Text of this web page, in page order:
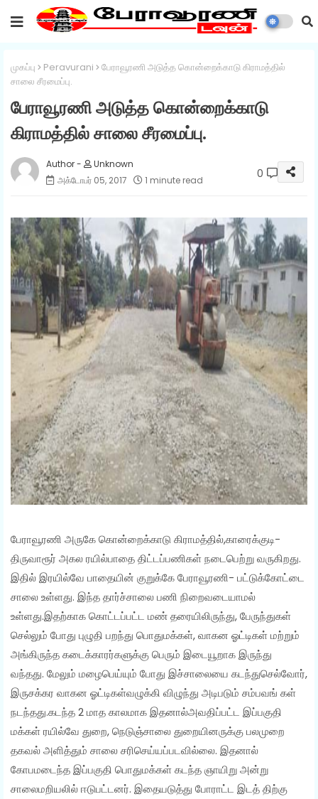
முகப்பு Peravurani
பேராவூரணி அடுத்த கொன்றைக்காடு கிராமத்தில்
சாலை சீரமைப்பு.
பேராவூரணி அடுத்த கொன்றைக்காடு
கிராமத்தில் சாலை சீரமைப்பு.
Unknown
அக்டோபர் 05, 2017
1 minute read 0
பேராவூரணி அருகே கொன்றைக்காடு கிராமத்தில்,காரைக்குடி-
திருவாரூர் அகல ரயில்பாதை திட்டப்பணிகள் நடைபெற்று வருகிறது.
இதில் இரயில்வே பாதையின் குறுக்கே பேராவூரணி- பட்டுக்கோட்டை
சாலை உள்ளது. இந்த தார்ச்சாலை பணி நிறைவடையாமல்
உள்ளது.இதற்காக கொட்டப்பட்ட மண் தரையிலிருந்து, பேருந்துகள்
செல்லும் போது புழுதி பறந்து பொதுமக்கள், வாகன ஓட்டிகள் மற்றும்
அங்கிருந்த கடைக்காரர்களுக்கு பெரும் இடையூறாக இருந்து
வந்தது. மேலும் மழைபெய்யும் போது இச்சாலையை கடந்துசெல்வோர்,
இருசக்கர வாகன ஓட்டிகள்வழுக்கி விழுந்து அடிபடும் சம்பவங் கள்
நடந்தது.கடந்த 2 மாத காலமாக இதனால்அவதிப்பட்ட இப்பகுதி
மக்கள் ரயில்வே துறை, நெடுஞ்சாலை துறையினருக்கு பலமுறை
தகவல் அளித்தும் சாலை சரிசெய்யப்படவில்லை. இதனால்
கோபமடைந்த இப்பகுதி பொதுமக்கள் கடந்த ஞாயிறு அன்று
சாலைமறியலில் ஈடுபட்டனர். இதையடுத்து போராட்ட இடத் திற்கு